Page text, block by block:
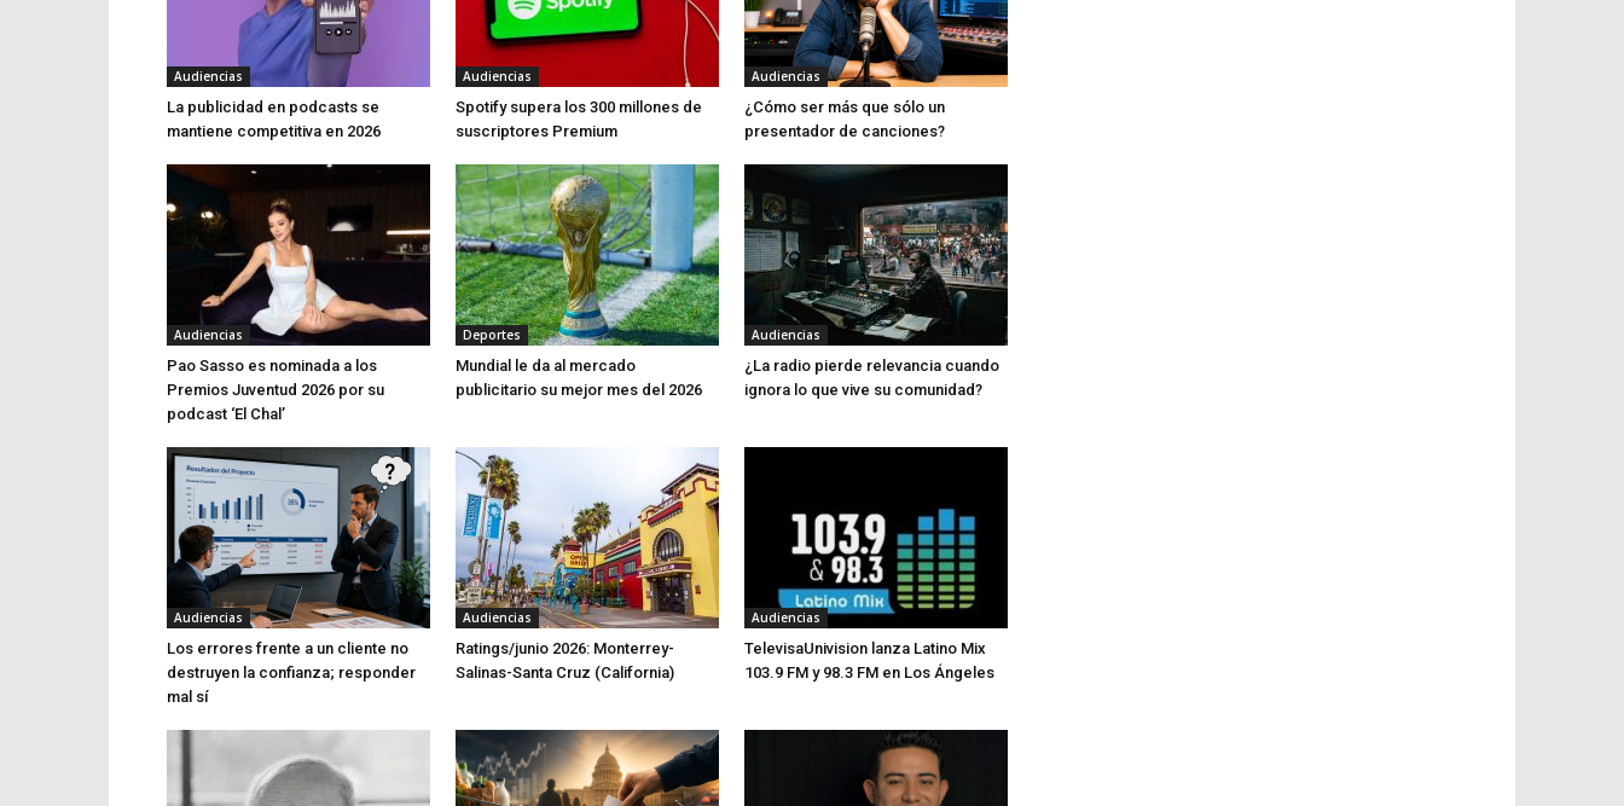
Audiencias
La publicidad en podcasts se
mantiene competitiva en 2026
Audiencias
Spotify supera los 300 millones de
suscriptores Premium
Audiencias
¿Cómo ser más que sólo un
presentador de canciones?
Audiencias
Pao Sasso es nominada a los
Premios Juventud 2026 por su
podcast ‘El Chal’
Deportes
Mundial le da al mercado
publicitario su mejor mes del 2026
Audiencias
¿La radio pierde relevancia cuando
ignora lo que vive su comunidad?
Audiencias
Los errores frente a un cliente no
destruyen la confianza; responder
mal sí
Audiencias
Ratings/junio 2026: Monterrey-
Salinas-Santa Cruz (California)
Audiencias
TelevisaUnivision lanza Latino Mix
103.9 FM y 98.3 FM en Los Ángeles